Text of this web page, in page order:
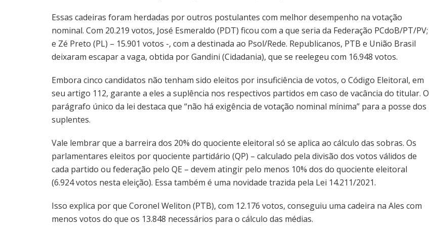
Essas cadeiras foram herdadas por outros postulantes com melhor desempenho na votação
nominal. Com 20.219 votos, José Esmeraldo (PDT) ficou com a que seria da Federação PCdoB/PT/PV;
e Zé Preto (PL) – 15.901 votos -, com a destinada ao Psol/Rede. Republicanos, PTB e União Brasil
deixaram escapar a vaga, obtida por Gandini (Cidadania), que se reelegeu com 16.948 votos.
Embora cinco candidatos não tenham sido eleitos por insuficiência de votos, o Código Eleitoral, em
seu artigo 112, garante a eles a suplência nos respectivos partidos em caso de vacância do titular. O
parágrafo único da lei destaca que “não há exigência de votação nominal mínima” para a posse dos
suplentes.
Vale lembrar que a barreira dos 20% do quociente eleitoral só se aplica ao cálculo das sobras. Os
parlamentares eleitos por quociente partidário (QP) – calculado pela divisão dos votos válidos de
cada partido ou federação pelo QE – devem atingir pelo menos 10% dos do quociente eleitoral
(6.924 votos nesta eleição). Essa também é uma novidade trazida pela Lei 14.211/2021.
Isso explica por que Coronel Weliton (PTB), com 12.176 votos, conseguiu uma cadeira na Ales com
menos votos do que os 13.848 necessários para o cálculo das médias.